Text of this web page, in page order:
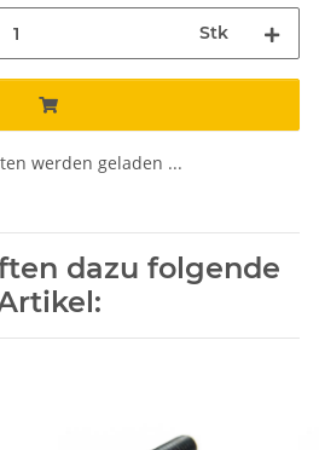
Stk
werden geladen ...
dazu folgende